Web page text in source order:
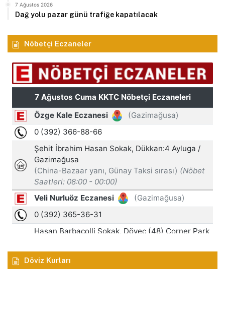
7 Ağustos 2026
Dağ yolu pazar günü trafiğe kapatılacak
Nöbetçi Eczaneler
Döviz Kurları